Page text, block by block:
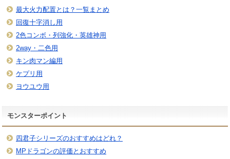
最大火力配置とは？一覧まとめ
回復十字消し用
2色コンボ・列強化・英雄神用
2way・二色用
キン肉マン編用
ケプリ用
ヨウユウ用
モンスターポイント
四君子シリーズのおすすめはどれ？
MPドラゴンの評価とおすすめ